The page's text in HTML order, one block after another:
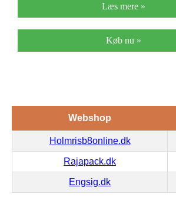
Læs mere »
Køb nu »
Webshop
Holmrisb8online.dk
Rajapack.dk
Engsig.dk